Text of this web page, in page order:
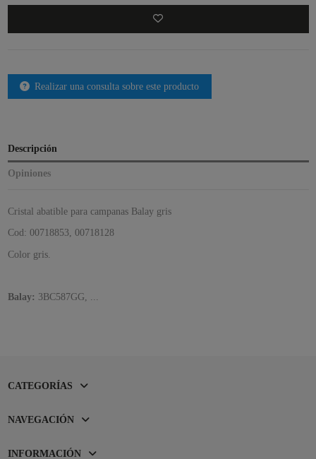
Realizar una consulta sobre este producto
Descripción
Opiniones
Cristal abatible para campanas Balay gris
Cod: 00718853, 00718128
Color gris.
Balay: 3BC587GG, ...
CATEGORÍAS
NAVEGACIÓN
INFORMACIÓN